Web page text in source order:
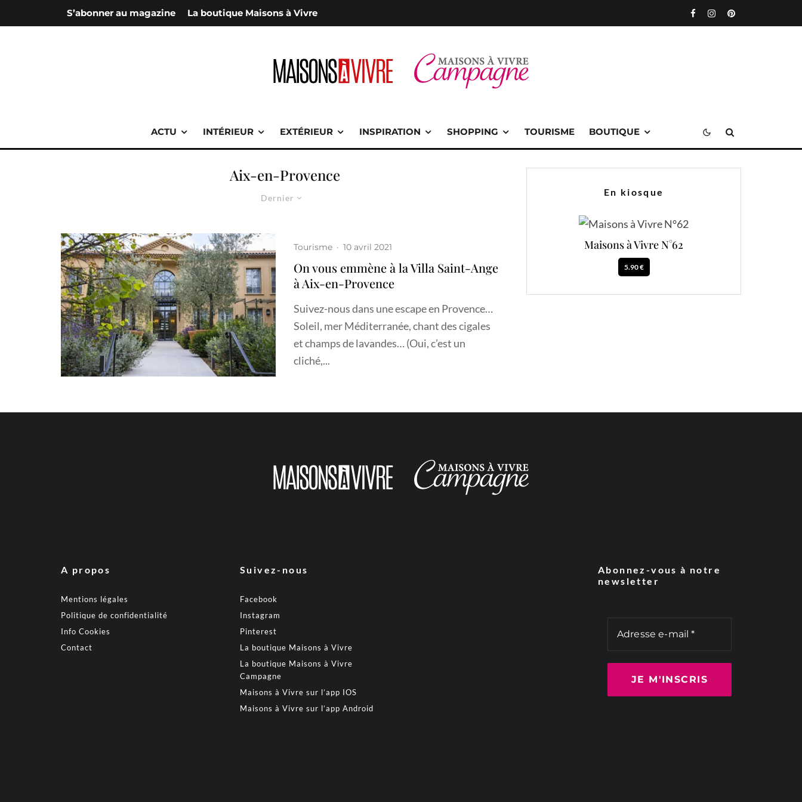
S’abonner au magazine La boutique Maisons à Vivre
ACTU INTÉRIEUR EXTÉRIEUR INSPIRATION SHOPPING TOURISME BOUTIQUE
Aix-en-Provence
Dernier
Tourisme · 10 avril 2021
On vous emmène à la Villa Saint-Ange
à Aix-en-Provence
Suivez-nous dans une escape en Provence…
Soleil, mer Méditerranée, chant des cigales
et champs de lavandes… (Oui, c’est un
cliché,...
En kiosque
Maisons à Vivre N°62
5.90 €
A propos
Mentions légales
Politique de confidentialité
Info Cookies
Contact
Suivez-nous
Facebook
Instagram
Pinterest
La boutique Maisons à Vivre
La boutique Maisons à Vivre
Campagne
Maisons à Vivre sur l’app IOS
Maisons à Vivre sur l’app Android
Abonnez-vous à notre
newsletter